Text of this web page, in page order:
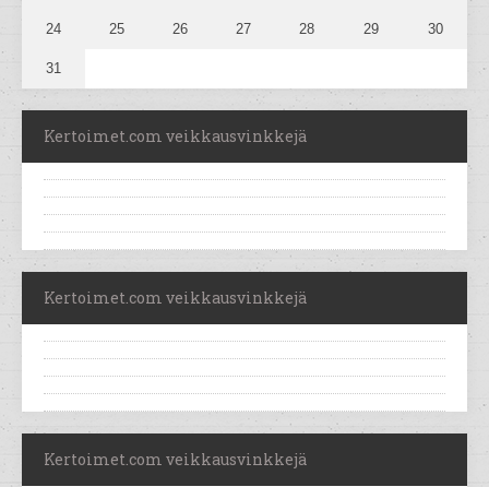
24 25 26 27 28 29 30
31
Kertoimet.com veikkausvinkkejä
Kertoimet.com veikkausvinkkejä
Kertoimet.com veikkausvinkkejä